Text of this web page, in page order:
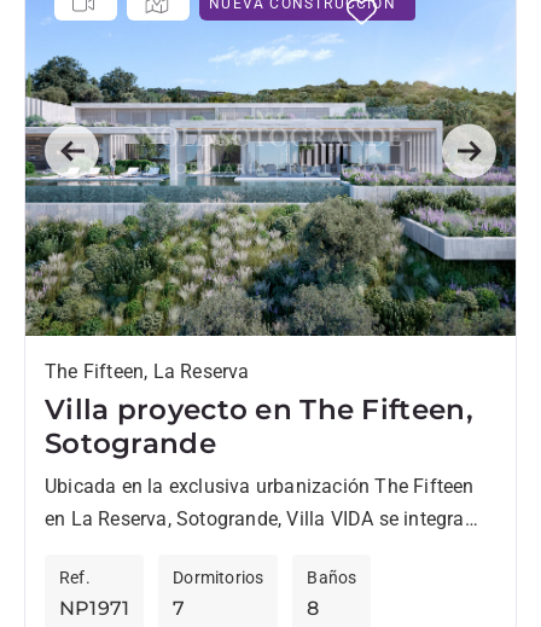
NUEVA CONSTRUCCIÓN
Previous Next
The Fifteen, La Reserva
Villa proyecto en The Fifteen,
Sotogrande
Ubicada en la exclusiva urbanización The Fifteen
en La Reserva, Sotogrande, Villa VIDA se integra
prestigioso estudio ARK...
NP1971
Ref.
7
Dormitorios
8
Baños